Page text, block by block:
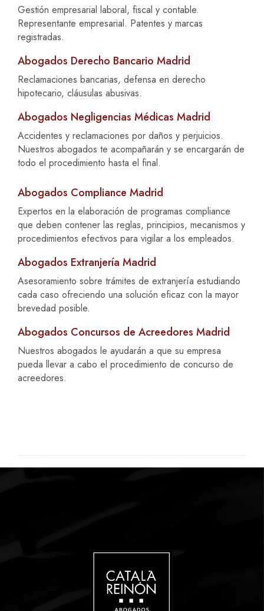
Gestión empresarial laboral, fiscal y contable.
Representante empresarial. Patentes y marcas
registradas.
Abogados Derecho Bancario Madrid
Reclamaciones bancarias, defensa en derecho
hipotecario, cláusulas abusivas.
Abogados Negligencias Médicas Madrid
Accidentes y reclamaciones por daños y perjuicios.
Nuestros abogados te acompañarán y se encargarán de
todo el procedimiento hasta el final.
Abogados Compliance Madrid
Expertos en la elaboración de programas compliance
que deben contener las reglas, principios, mecanismos y
procedimientos efectivos para vigilar a los empleados.
Abogados Extranjería Madrid
Asesoramiento sobre trámites de extranjería estudiando
cada caso ofreciendo una solución eficaz con la mayor
brevedad posible.
Abogados Concursos de Acreedores Madrid
Nuestros abogados le ayudarán a que su empresa
pueda llevar a cabo el procedimiento de concurso de
acreedores.